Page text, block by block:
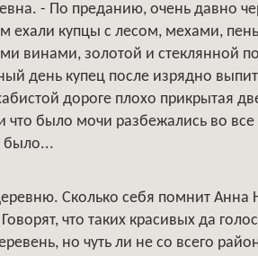
- По преданию, очень давно
ехали купцы с лесом, мехами,
винами, золотой и стеклянной
день купец после изрядно
дороге плохо прикрытая
что было мочи разбежались во
было...
Сколько себя помнит Анна
что таких красивых да
но чуть ли не со всего